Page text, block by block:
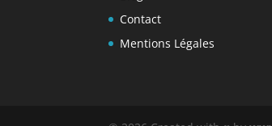
Contact
Mentions Légales